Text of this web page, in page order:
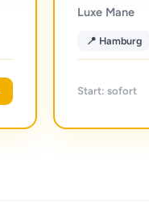
Luxe Mane
📍 Hamburg
Start: sofort